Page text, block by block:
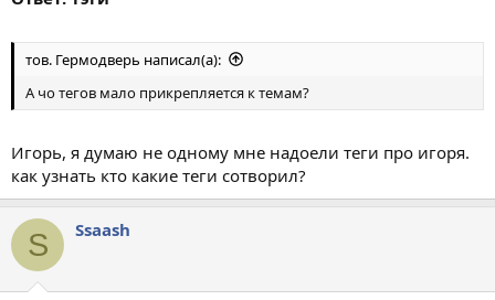
тов. Гермодверь написал(а):
А чо тегов мало прикрепляется к темам?
Игорь, я думаю не одному мне надоели теги про игоря.
как узнать кто какие теги сотворил?
S Ssaash